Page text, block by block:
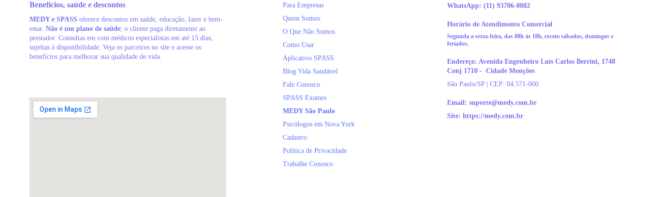
WhatsApp: (11) 93706-0802
Horário de Atendimento Comercial
Segunda a sexta-feira, das 08h ás 18h, exceto sábados, domingos e
feriados.
Endereço: Avenida Engenheiro Luís Carlos Berrini, 1748
Conj 1710 -  Cidade Monções
São Paulo/SP | CEP: 04.571-000
Email: suporte@medy.com.br
Site: https://medy.com.br
Benefícios, saúde e descontos
MEDY e SPASS oferece descontos em saúde, educação, lazer e bem-
estar. Não é um plano de saúde; o cliente paga diretamente ao
prestador. Consultas em com médicos especialistas em até 15 dias,
sujeitas à disponibilidade. Veja os parceiros no site e acesse os
benefícios para melhorar sua qualidade de vida.
Para Empresas
Quem Somos
O Que Não Somos
Como Usar
Aplicativo SPASS
Blog Vida Saudável
Fale Conosco
SPASS Exames
MEDY São Paulo
Psicólogos em Nova York
Cadastro
Política de Privacidade
Trabalhe Conosco